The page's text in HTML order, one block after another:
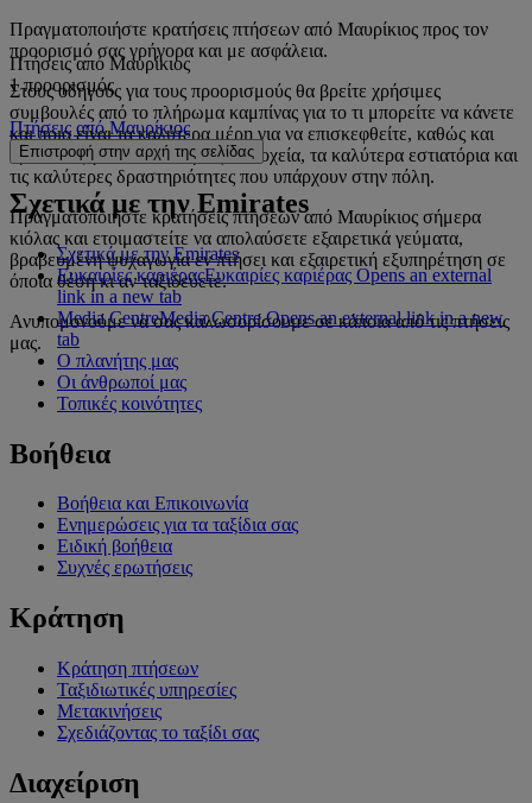
Πραγματοποιήστε κρατήσεις πτήσεων από Μαυρίκιος προς τον
προορισμό σας γρήγορα και με ασφάλεια.
Στους οδηγούς για τους προορισμούς θα βρείτε χρήσιμες
συμβουλές από το πλήρωμα καμπίνας για το τι μπορείτε να κάνετε
και ποια είναι τα καλύτερα μέρη για να επισκεφθείτε, καθώς και
προτάσεις για τα καλύτερα ξενοδοχεία, τα καλύτερα εστιατόρια και
τις καλύτερες δραστηριότητες που υπάρχουν στην πόλη.
Πραγματοποιήστε κρατήσεις πτήσεων από Μαυρίκιος σήμερα
κιόλας και ετοιμαστείτε να απολαύσετε εξαιρετικά γεύματα,
βραβευμένη ψυχαγωγία εν πτήσει και εξαιρετική εξυπηρέτηση σε
όποια θέση κι αν ταξιδεύετε.
Ανυπομονούμε να σας καλωσορίσουμε σε κάποια από τις πτήσεις
μας.
Πτήσεις από Μαυρίκιος
1 προορισμός
Πτήσεις από Μαυρίκιος
Επιστροφή στην αρχή της σελίδας
Σχετικά με την Emirates
Σχετικά με την Emirates
Ευκαιρίες καριέραςΕυκαιρίες καριέρας Opens an external
link in a new tab
Media CentreMedia Centre Opens an external link in a new
tab
Ο πλανήτης μας
Οι άνθρωποί μας
Τοπικές κοινότητες
Βοήθεια
Βοήθεια και Επικοινωνία
Ενημερώσεις για τα ταξίδια σας
Ειδική βοήθεια
Συχνές ερωτήσεις
Κράτηση
Κράτηση πτήσεων
Ταξιδιωτικές υπηρεσίες
Μετακινήσεις
Σχεδιάζοντας το ταξίδι σας
Διαχείριση